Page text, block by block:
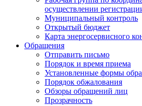
осуществлении
Муниципальный контроль
Открытый бюджет
Карта энергосервисного
Обращения
Отправить письмо
Порядок и время приема
Установленные формы
Порядок обжалования
Обзоры обращений лиц
Прозрачность